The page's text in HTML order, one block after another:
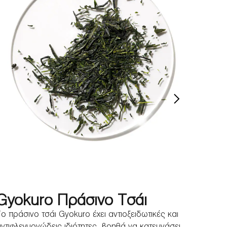
Πράσινο Τσάι
Το πράσινο τσάι Gyokuro έχει αντιοξειδωτικές και